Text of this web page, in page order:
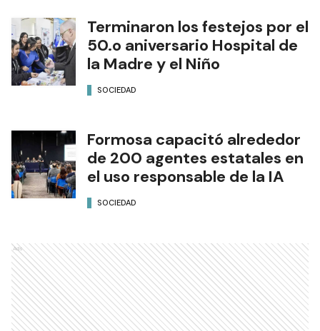
Terminaron los festejos por el
50.o aniversario Hospital de
la Madre y el Niño
SOCIEDAD
Formosa capacitó alrededor
de 200 agentes estatales en
el uso responsable de la IA
SOCIEDAD
Ads